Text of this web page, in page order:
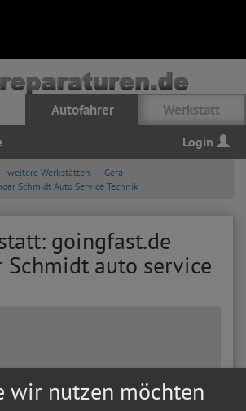
Autofahrer Werkstatt
Login
weitere Werkstätten
Gera
Schmidt Auto Service Technik
goingfast.de
Schmidt auto service
wir nutzen möchten